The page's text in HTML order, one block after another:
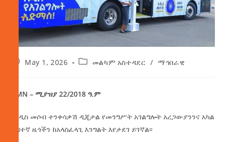
May 1, 2026 መልካም አስተዳደር / ማኅበራዊ
AMN – ሚያዝያ 22/2018 ዓ.ም
የአዲስ መሶብ ተንቀሳቃሽ ዲጂታል የመንግሥት አገልግሎት አረጋውያንንና አካል
ጉዳተኛ ዜጎችን ከአላስፈላጊ እንግልት እየታደገ ይገኛል፡፡